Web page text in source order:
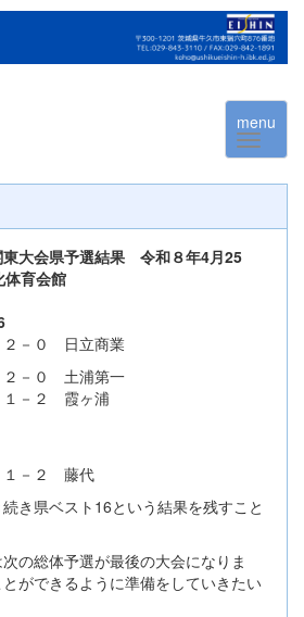
menu
東大会県予選結果 令和８年4月25
育会館
－０ 日立商業
－０ 土浦第一
－２ 霞ヶ浦
－２ 藤代
き県ベスト16という結果を残すこと
の総体予選が最後の大会になりま
ができるように準備をしていきたい